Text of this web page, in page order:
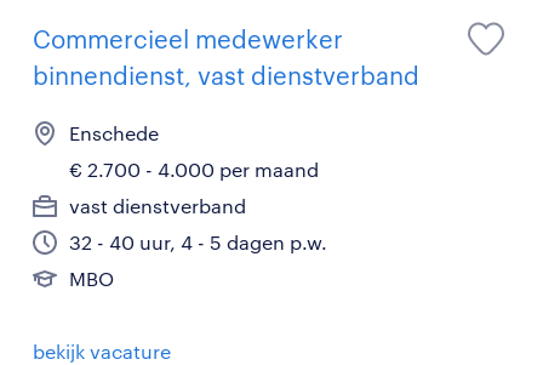
Commercieel medewerker
binnendienst, vast dienstverband
Enschede
€ 2.700 - 4.000 per maand
vast dienstverband
32 - 40 uur, 4 - 5 dagen p.w.
MBO
bekijk vacature